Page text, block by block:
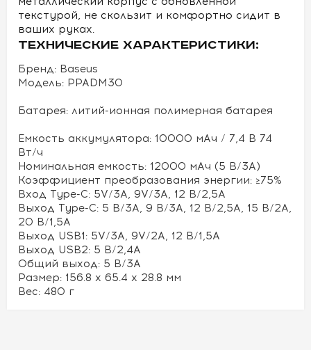
текстурой, не скользит и комфортно сидит в
ваших руках.
ТЕХНИЧЕСКИЕ ХАРАКТЕРИСТИКИ:
Бренд: Baseus
Модель: PPADM30
Батарея: литий-ионная полимерная батарея
Емкость аккумулятора: 10000 мАч / 7,4 В 74
Вт/ч
Номинальная емкость: 12000 мАч (5 В/3А)
Коэффициент преобразования энергии: ≥75%
Вход Type-C: 5V/3A, 9V/3A, 12 В/2,5A
Выход Type-C: 5 В/3А, 9 В/3А, 12 В/2,5А, 15 В/2А,
20 В/1,5А
Выход USB1: 5V/3A, 9V/2A, 12 В/1,5А
Выход USB2: 5 В/2,4A
Общий выход: 5 В/3А
Размер: 156.8 x 65.4 x 28.8 мм
Вес: 480 г